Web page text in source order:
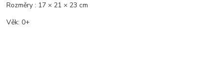
Rozměry : 17 × 21 × 23 cm
Věk: 0+